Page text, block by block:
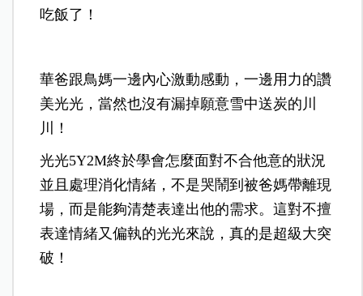
吃飯了！
華爸跟鳥媽一邊內心激動感動，一邊用力的讚
美光光，當然也沒有漏掉願意雪中送炭的川
川！
光光5Y2M終於學會怎麼面對不合他意的狀況
並且處理消化情緒，不是哭鬧到被爸媽帶離現
場，而是能夠清楚表達出他的需求。這對不擅
表達情緒又偏執的光光來說，真的是超級大突
破！